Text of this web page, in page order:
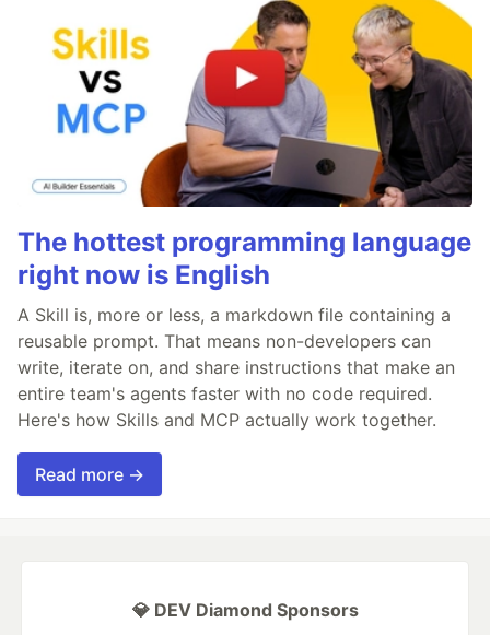
The hottest programming language
right now is English
A Skill is, more or less, a markdown file containing a
reusable prompt. That means non-developers can
write, iterate on, and share instructions that make an
entire team's agents faster with no code required.
Here's how Skills and MCP actually work together.
Read more →
💎 DEV Diamond Sponsors